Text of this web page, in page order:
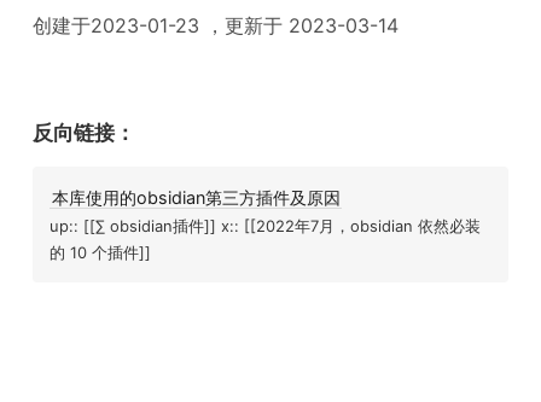
创建于2023-01-23 ，更新于 2023-03-14
反向链接：
本库使用的obsidian第三方插件及原因
up:: [[∑ obsidian插件]] x:: [[2022年7月，obsidian 依然必装
的 10 个插件]]